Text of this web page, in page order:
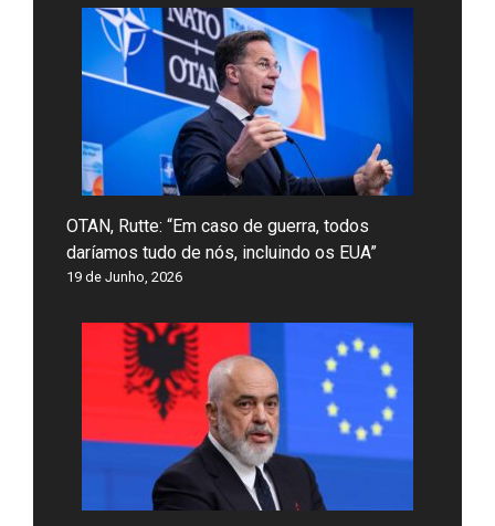
OTAN, Rutte: “Em caso de guerra, todos
daríamos tudo de nós, incluindo os EUA”
19 de Junho, 2026